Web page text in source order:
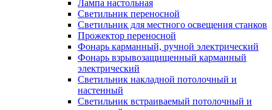
Лампа настольная
Светильник переносной
Светильник для местного освещения станков
Прожектор переносной
Фонарь карманный, ручной электрический
Фонарь взрывозащищенный карманный
электрический
Светильник накладной потолочный и
настенный
Светильник встраиваемый потолочный и